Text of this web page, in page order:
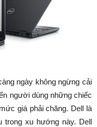
ngày không ngừng cải
người dùng những chiếc
giá phải chăng. Dell là
trong xu hướng này. Dell